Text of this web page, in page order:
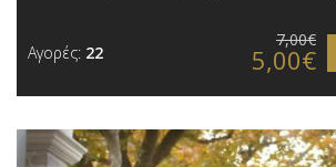
Αγορές: 22
7,00€
5,00€